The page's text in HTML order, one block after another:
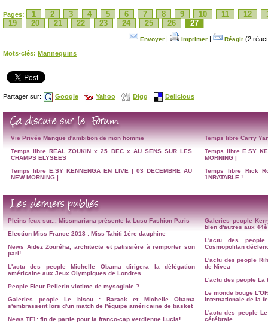
Pages: 1 2 3 4 5 6 7 8 9 10 11 12
19
20 21 22 23 24 25 26 27
Envoyer | Imprimer | Réagir (2
Mots-clés: Mannequins
Partager sur: Google Yahoo Digg Delicious
Vie Privée Manque d'ambition de mon homme
Temps libre REAL ZOUKIN x 25 DEC x AU SENS SUR LES
CHAMPS ELYSEES
Temps libre E.SY KENNENGA EN LIVE | 03 DECEMBRE AU
NEW MORNING |
Temps libre Carry
Temps libre E.SY
MORNING |
Temps libre
Rick
1NRATABLE !
Pleins feux sur...
Missmariana présente la Luso Fashion Paris
Election Miss France 2013 : Miss Tahiti 1ère dauphine
News Aidez Zouréha, architecte et patissière à remporter son
pari!
L'actu des people
Michelle Obama dirigera la délégation
américaine aux Jeux Olympiques de Londres
People Fleur Pellerin victime de mysoginie ?
Galeries people
Le bisou : Barack et Michelle Obama
s'embrassent lors d'un match de l'équipe américaine de basket
News TF1: fin de partie pour la franco-cap verdienne Lucia!
Galeries people
bien d'autres aux
L'actu des people
Cosmopolitan
L'actu des people
de Nivea
L'actu des people La
Le monde bouge
internationale de la
L'actu des people
cérébrale